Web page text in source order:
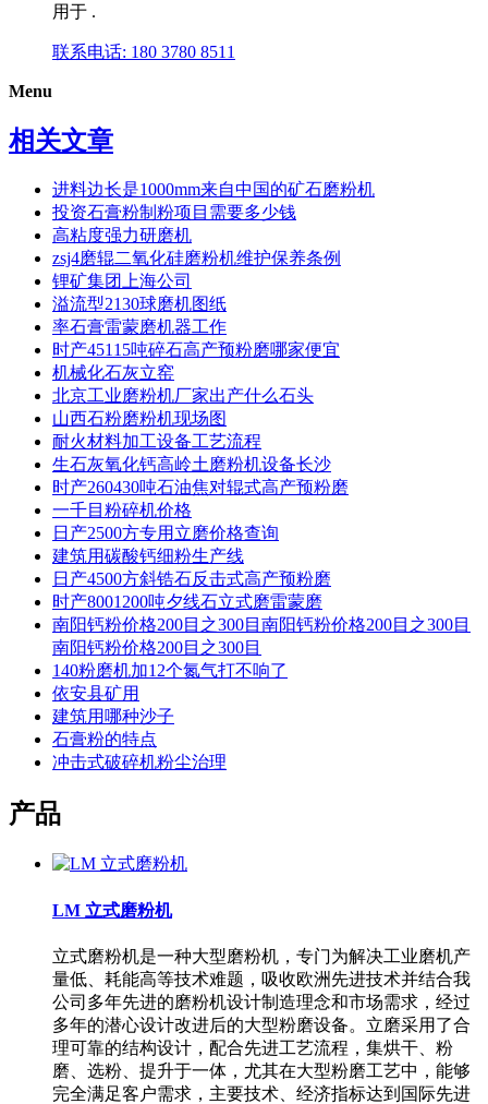
用于 .
联系电话: 180 3780 8511
Menu
相关文章
进料边长是1000mm来自中国的矿石磨粉机
投资石膏粉制粉项目需要多少钱
高粘度强力研磨机
zsj4磨辊二氧化硅磨粉机维护保养条例
锂矿集团上海公司
溢流型2130球磨机图纸
率石膏雷蒙磨机器工作
时产45115吨碎石高产预粉磨哪家便宜
机械化石灰立窑
北京工业磨粉机厂家出产什么石头
山西石粉磨粉机现场图
耐火材料加工设备工艺流程
生石灰氧化钙高岭土磨粉机设备长沙
时产260430吨石油焦对辊式高产预粉磨
一千目粉碎机价格
日产2500方专用立磨价格查询
建筑用碳酸钙细粉生产线
日产4500方斜锆石反击式高产预粉磨
时产8001200吨夕线石立式磨雷蒙磨
南阳钙粉价格200目之300目南阳钙粉价格200目之300目
南阳钙粉价格200目之300目
140粉磨机加12个氮气打不响了
依安县矿用
建筑用哪种沙子
石膏粉的特点
冲击式破碎机粉尘治理
产品
LM 立式磨粉机
立式磨粉机是一种大型磨粉机，专门为解决工业磨机产
量低、耗能高等技术难题，吸收欧洲先进技术并结合我
公司多年先进的磨粉机设计制造理念和市场需求，经过
多年的潜心设计改进后的大型粉磨设备。立磨采用了合
理可靠的结构设计，配合先进工艺流程，集烘干、粉
磨、选粉、提升于一体，尤其在大型粉磨工艺中，能够
完全满足客户需求，主要技术、经济指标达到国际先进